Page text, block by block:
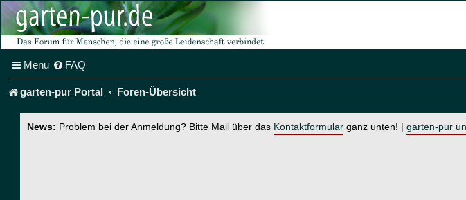
Menu FAQ
garten-pur Portal Foren-Übersicht
News: Problem bei der Anmeldung? Bitte Mail über das Kontaktformular ganz unten! | garten-pur